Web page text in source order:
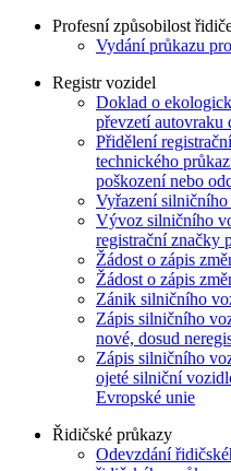
Profesní způsobilost
Vydání průkazu
Registr vozidel
Doklad o
převzetí autovraku
Přidělení
technického
poškození nebo
Vyřazení
Vývoz silničního
registrační značky
Žádost o zápis
Žádost o zápis
Zánik silničního
Zápis silničního
nové, dosud
Zápis silničního
ojeté silniční
Evropské unie
Řidičské průkazy
Odevzdání